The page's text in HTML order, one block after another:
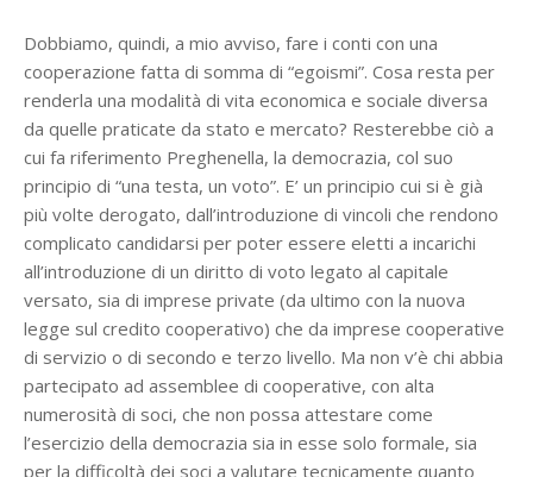
Dobbiamo, quindi, a mio avviso, fare i conti con una
cooperazione fatta di somma di “egoismi”. Cosa resta per
renderla una modalità di vita economica e sociale diversa
da quelle praticate da stato e mercato? Resterebbe ciò a
cui fa riferimento Preghenella, la democrazia, col suo
principio di “una testa, un voto”. E’ un principio cui si è già
più volte derogato, dall’introduzione di vincoli che rendono
complicato candidarsi per poter essere eletti a incarichi
all’introduzione di un diritto di voto legato al capitale
versato, sia di imprese private (da ultimo con la nuova
legge sul credito cooperativo) che da imprese cooperative
di servizio o di secondo e terzo livello. Ma non v’è chi abbia
partecipato ad assemblee di cooperative, con alta
numerosità di soci, che non possa attestare come
l’esercizio della democrazia sia in esse solo formale, sia
per la difficoltà dei soci a valutare tecnicamente quanto